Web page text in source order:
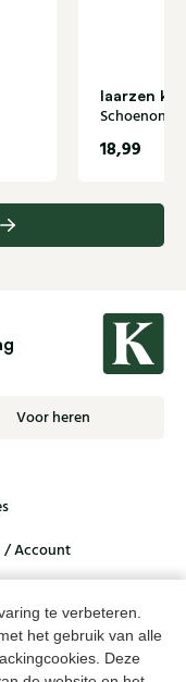
te verbeteren.
het gebruik van alle
Deze
laarzen
18,99
Voor heren
/ Account